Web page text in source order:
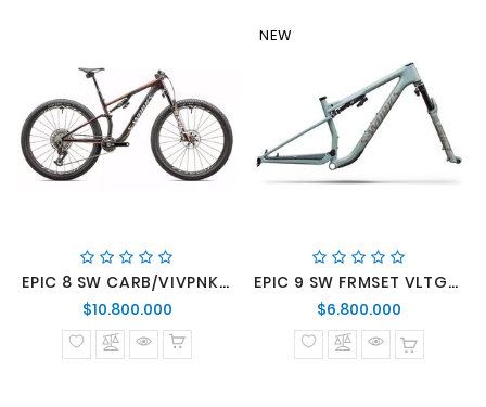
EPIC 8 SW CARB/VIVPNKMET/MNSHDWMET
$10.800.000Precio
normal
EPIC 9 SW FRMSET VLTGSTPRL/AGVE/DSRTMET M
$6.800.000
normal
NEW